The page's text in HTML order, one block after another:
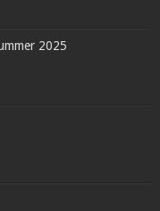
2025